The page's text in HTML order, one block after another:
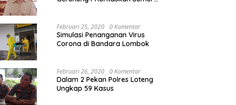
Februari 25, 2020 0 Komentar
Simulasi Penanganan Virus
Corona di Bandara Lombok
Februari 26, 2020 0 Komentar
Dalam 2 Pekan Polres Loteng
Ungkap 59 Kasus